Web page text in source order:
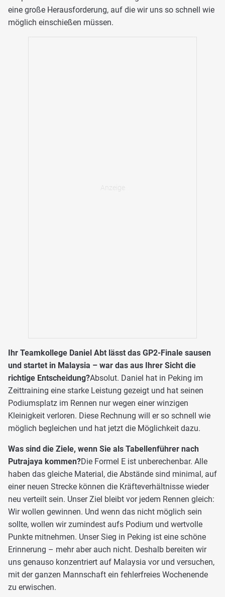
eine große Herausforderung, auf die wir uns so schnell wie
möglich einschießen müssen.
Ihr Teamkollege Daniel Abt lässt das GP2-Finale sausen
und startet in Malaysia – war das aus Ihrer Sicht die
richtige Entscheidung?Absolut. Daniel hat in Peking im
Zeittraining eine starke Leistung gezeigt und hat seinen
Podiumsplatz im Rennen nur wegen einer winzigen
Kleinigkeit verloren. Diese Rechnung will er so schnell wie
möglich begleichen und hat jetzt die Möglichkeit dazu.
Was sind die Ziele, wenn Sie als Tabellenführer nach
Putrajaya kommen?Die Formel E ist unberechenbar. Alle
haben das gleiche Material, die Abstände sind minimal, auf
einer neuen Strecke können die Kräfteverhältnisse wieder
neu verteilt sein. Unser Ziel bleibt vor jedem Rennen gleich:
Wir wollen gewinnen. Und wenn das nicht möglich sein
sollte, wollen wir zumindest aufs Podium und wertvolle
Punkte mitnehmen. Unser Sieg in Peking ist eine schöne
Erinnerung – mehr aber auch nicht. Deshalb bereiten wir
uns genauso konzentriert auf Malaysia vor und versuchen,
mit der ganzen Mannschaft ein fehlerfreies Wochenende
zu erwischen.